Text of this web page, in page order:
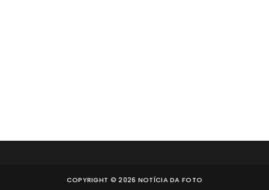
COPYRIGHT ©2026 NOTÍCIA DA FOTO